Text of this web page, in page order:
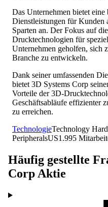
Das Unternehmen bietet
Dienstleistungen für Kunden
Sparten an. Der Fokus auf
Drucktechnologien für
Unternehmen geholfen, sich
Branche zu entwickeln.
Dank seiner umfassenden
bietet 3D Systems Corp
Vorteile der 3D-
Geschäftsabläufe effizienter
zu erreichen.
TechnologieTechnology
PeripheralsUS1.995
Häufig gestellte
CorpAktie